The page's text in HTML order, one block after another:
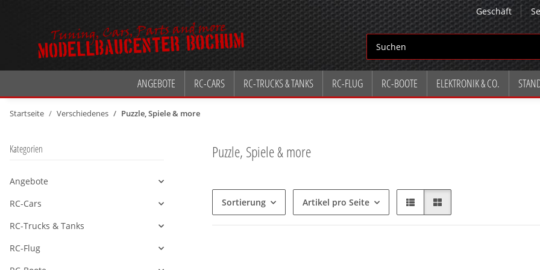
Geschäft
ANGEBOTE RC-CARS RC-TRUCKS & TANKS RC-FLUG RC-BOOTE ELEKTRONIK & CO.
Startseite Verschiedenes Puzzle, Spiele & more
Puzzle, Spiele & more
Sortierung Artikel pro Seite
Kategorien
Angebote
Alle anzeigen
RC-Cars
Alle anzeigen
RC-Trucks & Tanks
Alle anzeigen
RC-Flug
Alle anzeigen